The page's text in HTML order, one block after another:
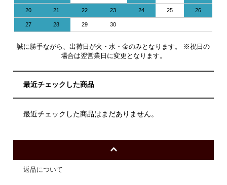
20 21 22 23 24 25 26
27 28 29 30
誠に勝手ながら、出荷日が火・水・金のみとなります。 ※祝日の
場合は翌営業日に変更となります。
最近チェックした商品
最近チェックした商品はまだありません。
返品について